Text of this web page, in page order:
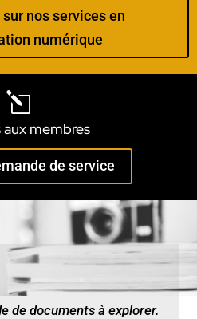
nos services en
numérique
l
aux membres
de service
de documents à explorer.